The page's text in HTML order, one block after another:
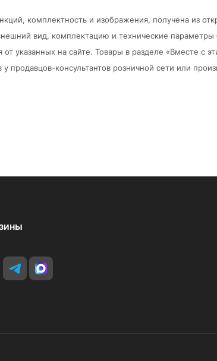
комплектность и изображения, получена из
вид, комплектацию и технические
от указанных на сайте. Товары в разделе «Вместе
консультантов розничной сети или